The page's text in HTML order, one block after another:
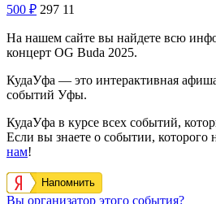
500 ₽ 297 11
На нашем сайте вы найдете всю
концерт OG Buda 2025.
КудаУфа — это интерактивная
событий Уфы.
КудаУфа в курсе всех событий,
Если вы знаете о событии, которого
нам!
Напомнить
Вы организатор этого события?